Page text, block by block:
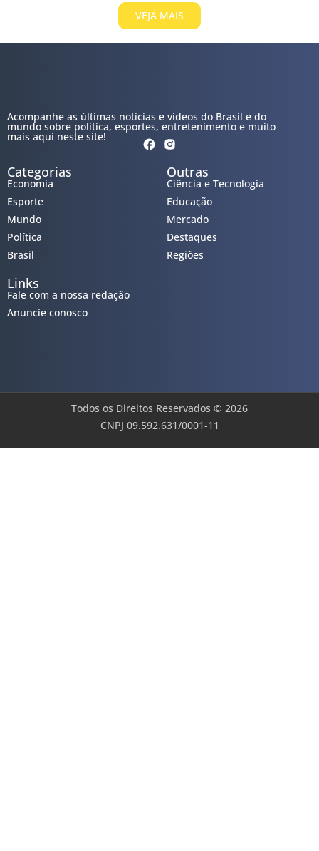
VEJA MAIS
Acompanhe as últimas notícias e vídeos do Brasil e do
mundo sobre política, esportes, entretenimento e muito
mais aqui neste site!
Categorias
Economia
Esporte
Mundo
Política
Brasil
Outras
Ciência e Tecnologia
Educação
Mercado
Destaques
Regiões
Links
Fale com a nossa redação
Anuncie conosco
Todos os Direitos Reservados © 2026
CNPJ 09.592.631/0001-11